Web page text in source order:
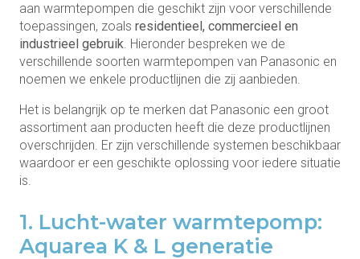
aan warmtepompen die geschikt zijn voor verschillende
toepassingen, zoals residentieel, commercieel en
industrieel gebruik. Hieronder bespreken we de
verschillende soorten warmtepompen van Panasonic en
noemen we enkele productlijnen die zij aanbieden.
Het is belangrijk op te merken dat Panasonic een groot
assortiment aan producten heeft die deze productlijnen
overschrijden. Er zijn verschillende systemen beschikbaar
waardoor er een geschikte oplossing voor iedere situatie
is.
1. Lucht-water warmtepomp:
Aquarea K & L generatie